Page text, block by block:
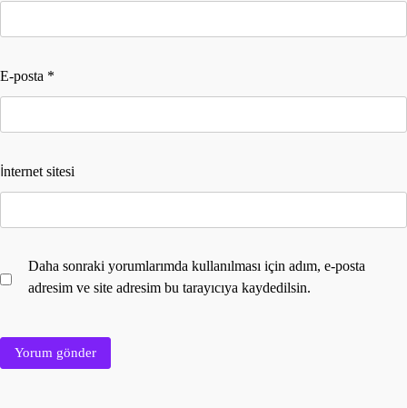
E-posta *
İnternet sitesi
Daha sonraki yorumlarımda kullanılması için adım, e-posta
adresim ve site adresim bu tarayıcıya kaydedilsin.